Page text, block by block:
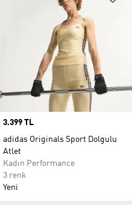
Price
3.399 TL
adidas Originals Sport Dolgulu
Atlet
Kadın Performance
3 renk
Yeni